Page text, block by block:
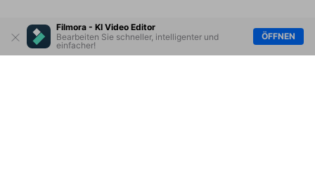
Filmora - KI Video Editor
Bearbeiten Sie schneller, intelligenter und
einfacher!
ÖFFNEN